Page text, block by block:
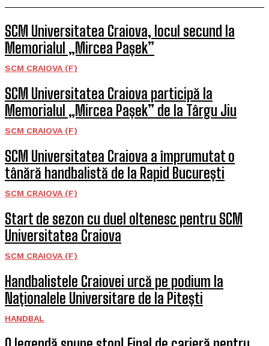
SCM Universitatea Craiova, locul secund la
Memorialul „Mircea Pașek”
SCM CRAIOVA (F)
SCM Universitatea Craiova participă la
Memorialul „Mircea Pașek” de la Târgu Jiu
SCM CRAIOVA (F)
SCM Universitatea Craiova a împrumutat o
tânără handbalistă de la Rapid București
SCM CRAIOVA (F)
Start de sezon cu duel oltenesc pentru SCM
Universitatea Craiova
SCM CRAIOVA (F)
Handbalistele Craiovei urcă pe podium la
Naționalele Universitare de la Pitești
HANDBAL